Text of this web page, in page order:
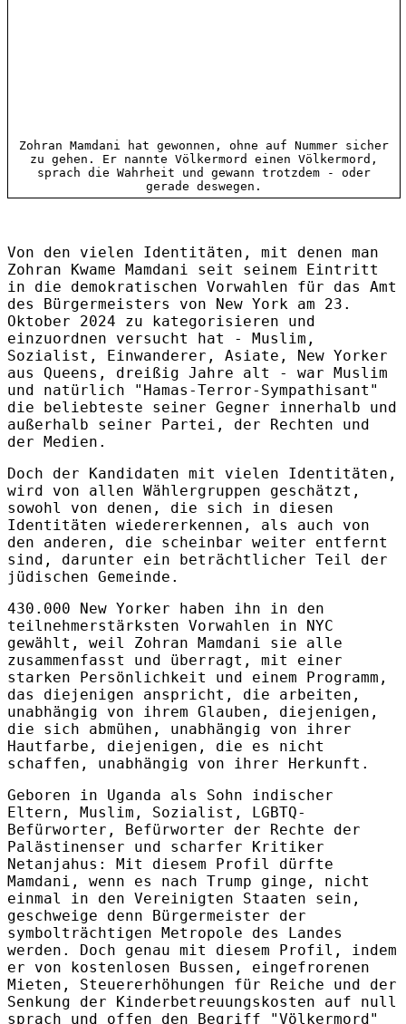
Zohran Mamdani hat gewonnen, ohne auf Nummer sicher
zu gehen. Er nannte Völkermord einen Völkermord,
sprach die Wahrheit und gewann trotzdem - oder
gerade deswegen.
Von den vielen Identitäten, mit denen man
Zohran Kwame Mamdani seit seinem Eintritt
in die demokratischen Vorwahlen für das Amt
des Bürgermeisters von New York am 23.
Oktober 2024 zu kategorisieren und
einzuordnen versucht hat - Muslim,
Sozialist, Einwanderer, Asiate, New Yorker
aus Queens, dreißig Jahre alt - war Muslim
und natürlich "Hamas-Terror-Sympathisant"
die beliebteste seiner Gegner innerhalb und
außerhalb seiner Partei, der Rechten und
der Medien.
Doch der Kandidaten mit vielen Identitäten,
wird von allen Wählergruppen geschätzt,
sowohl von denen, die sich in diesen
Identitäten wiedererkennen, als auch von
den anderen, die scheinbar weiter entfernt
sind, darunter ein beträchtlicher Teil der
jüdischen Gemeinde.
430.000 New Yorker haben ihn in den
teilnehmerstärksten Vorwahlen in NYC
gewählt, weil Zohran Mamdani sie alle
zusammenfasst und überragt, mit einer
starken Persönlichkeit und einem Programm,
das diejenigen anspricht, die arbeiten,
unabhängig von ihrem Glauben, diejenigen,
die sich abmühen, unabhängig von ihrer
Hautfarbe, diejenigen, die es nicht
schaffen, unabhängig von ihrer Herkunft.
Geboren in Uganda als Sohn indischer
Eltern, Muslim, Sozialist, LGBTQ-
Befürworter, Befürworter der Rechte der
Palästinenser und scharfer Kritiker
Netanjahus: Mit diesem Profil dürfte
Mamdani, wenn es nach Trump ginge, nicht
einmal in den Vereinigten Staaten sein,
geschweige denn Bürgermeister der
symbolträchtigen Metropole des Landes
werden. Doch genau mit diesem Profil, indem
er von kostenlosen Bussen, eingefrorenen
Mieten, Steuererhöhungen für Reiche und der
Senkung der Kinderbetreuungskosten auf null
sprach und offen den Begriff "Völkermord"